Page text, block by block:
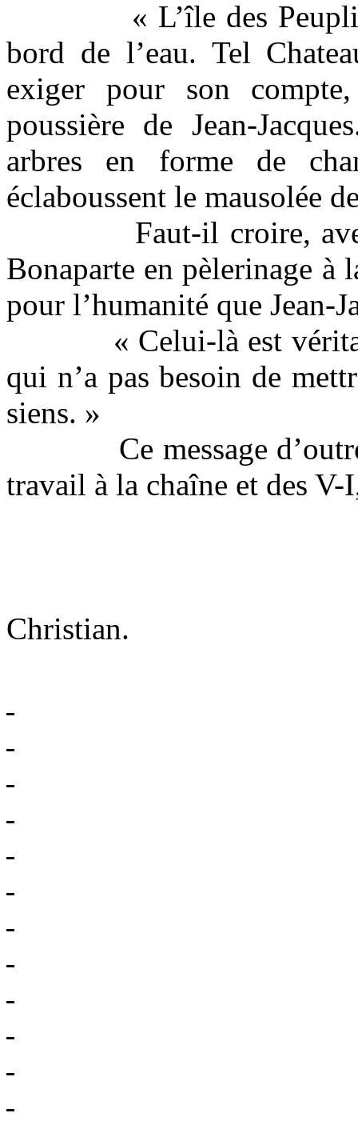
« L’île des
bord de l’eau. Tel
exiger pour son
poussière de Jean-
arbres en forme de
éclaboussent le mausolée
Faut-il croire,
Bonaparte en pèlerinage à
pour l’humanité que Jean-
« Celui-là est
qui n’a pas besoin de
siens. »
Ce message
travail à la chaîne et des V-
Christian.